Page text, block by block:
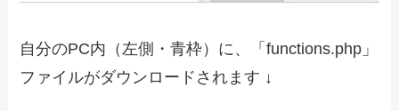
自分のPC内（左側・青枠）に、「functions.php」
ファイルがダウンロードされます ↓